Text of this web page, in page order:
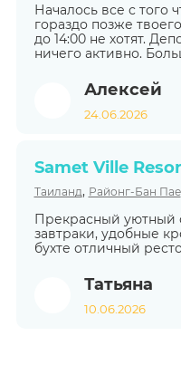
Началось все с того
гораздо позже
до 14:00 не хотят.
ничего активно.
Алексей
24.06.2026
Samet Ville
Таиланд, Районг-Бан Пае
Прекрасный уютный
завтраки, удобные
бухте отличный
Татьяна
10.06.2026